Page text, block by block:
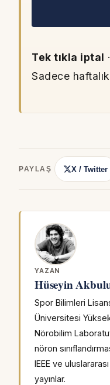
Tek tıkla iptal
Sadece
PAYLAŞ X / Twitter
YAZAN
Hüseyin
Spor Bilimleri
Üniversitesi
Nörobilim
nöron
IEEE ve
yayınlar.